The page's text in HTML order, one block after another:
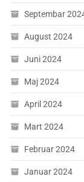
Septembar
August 2024
Juni 2024
Maj 2024
April 2024
Mart 2024
Februar 2024
Januar 2024